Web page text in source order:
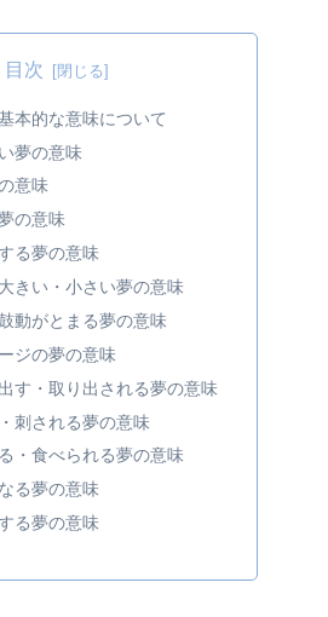
目次
本的な意味について
夢の意味
意味
の意味
る夢の意味
きい・小さい夢の意味
動がとまる夢の意味
ジの夢の意味
す・取り出される夢の意味
刺される夢の意味
・食べられる夢の意味
る夢の意味
る夢の意味